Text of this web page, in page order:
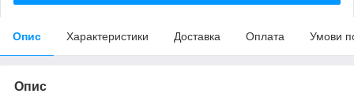
Опис Характеристики Доставка Оплата Умови
Опис